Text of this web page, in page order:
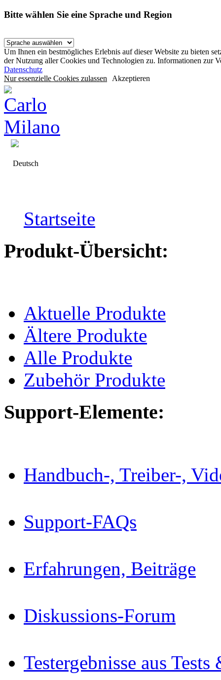
Bitte wählen Sie eine Sprache und Region
Um Ihnen ein bestmögliches Erlebnis auf dieser Website zu bieten
der Nutzung aller Cookies und Technologien zu. Informationen zur
Datenschutz
Nur essenzielle Cookies zulassen Akzeptieren
Deutsch
Startseite
Produkt-Übersicht:
Aktuelle Produkte
Ältere Produkte
Alle Produkte
Zubehör Produkte
Support-Elemente:
Handbuch-, Treiber-,
Support-FAQs
Erfahrungen, Beiträge
Diskussions-Forum
Testergebnisse aus